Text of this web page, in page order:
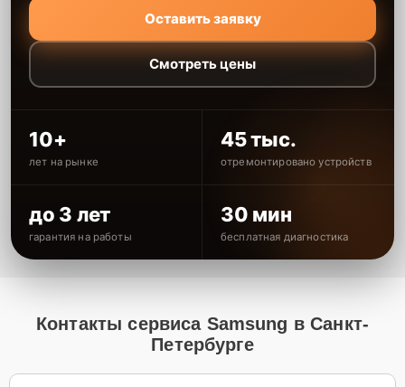
Оставить заявку
Смотреть цены
10+
лет на рынке
45 тыс.
отремонтировано устройств
до 3 лет
гарантия на работы
30 мин
бесплатная диагностика
Контакты сервиса Samsung в Санкт-
Петербурге